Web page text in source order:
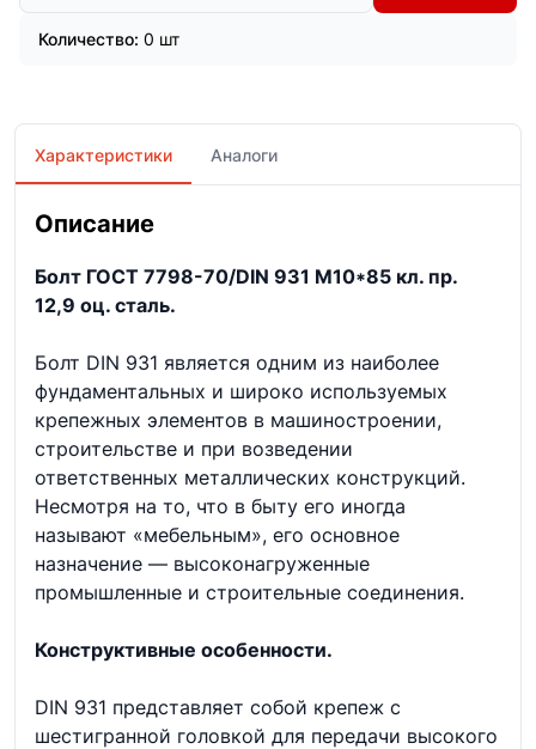
Количество: 0 шт
Характеристики Аналоги
Описание
Болт ГОСТ 7798-70/DIN 931 М10*85 кл. пр.
12,9 оц. сталь.
Болт DIN 931 является одним из наиболее
фундаментальных и широко используемых
крепежных элементов в машиностроении,
строительстве и при возведении
ответственных металлических конструкций.
Несмотря на то, что в быту его иногда
называют «мебельным», его основное
назначение — высоконагруженные
промышленные и строительные соединения.
Конструктивные особенности.
DIN 931 представляет собой крепеж с
шестигранной головкой для передачи высокого